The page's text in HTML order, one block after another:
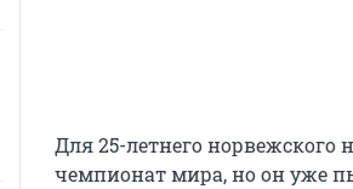
Для 25-летнего
чемпионат мира, но он уже